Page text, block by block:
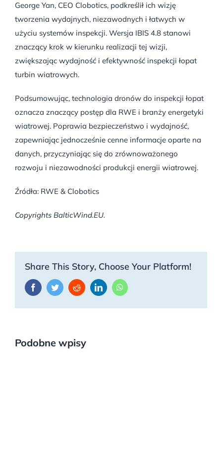
George Yan, CEO Clobotics, podkreślił ich wizję
tworzenia wydajnych, niezawodnych i łatwych w
użyciu systemów inspekcji. Wersja IBIS 4.8 stanowi
znaczący krok w kierunku realizacji tej wizji,
zwiększając wydajność i efektywność inspekcji łopat
turbin wiatrowych.
Podsumowując, technologia dronów do inspekcji łopat
oznacza znaczący postęp dla RWE i branży energetyki
wiatrowej. Poprawia bezpieczeństwo i wydajność,
zapewniając jednocześnie cenne informacje oparte na
danych, przyczyniając się do zrównoważonego
rozwoju i niezawodności produkcji energii wiatrowej.
Źródła: RWE & Clobotics
Copyrights BalticWind.EU.
Share This Story, Choose Your Platform!
FacebookTwitterRedditLinkedInWhatsApp
Podobne wpisy